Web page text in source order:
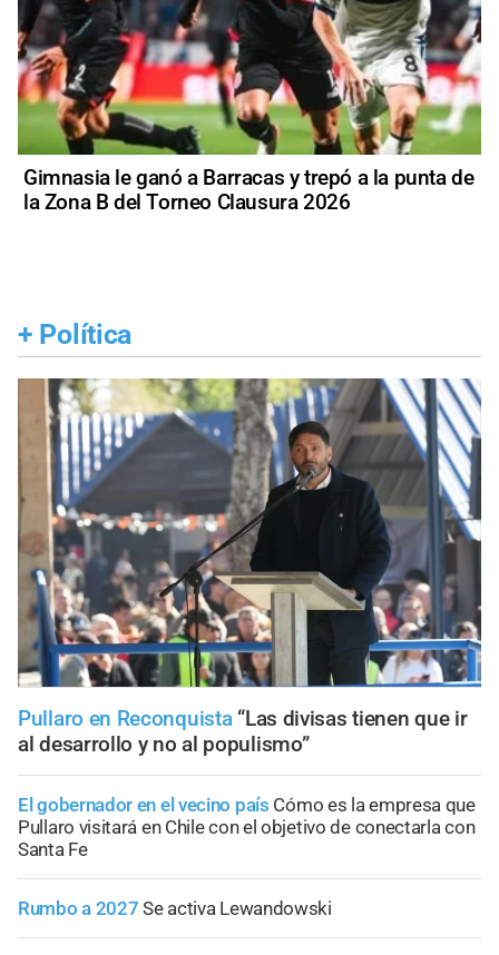
Gimnasia le ganó a Barracas y trepó a la punta de
la Zona B del Torneo Clausura 2026
+ Política
Pullaro en Reconquista “Las divisas tienen que ir
al desarrollo y no al populismo”
El gobernador en el vecino país Cómo es la empresa que
Pullaro visitará en Chile con el objetivo de conectarla con
Santa Fe
Rumbo a 2027 Se activa Lewandowski